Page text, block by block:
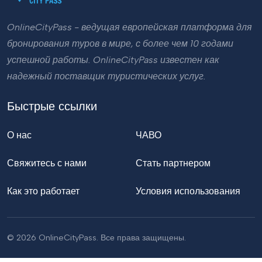
OnlineCityPass - ведущая европейская платформа для
бронирования туров в мире, с более чем 10 годами
успешной работы. OnlineCityPass известен как
надежный поставщик туристических услуг.
Быстрые ссылки
О нас
Свяжитесь с нами
Как это работает
ЧАВО
Стать партнером
Условия использования
© 2026 OnlineCityPass. Все права защищены.